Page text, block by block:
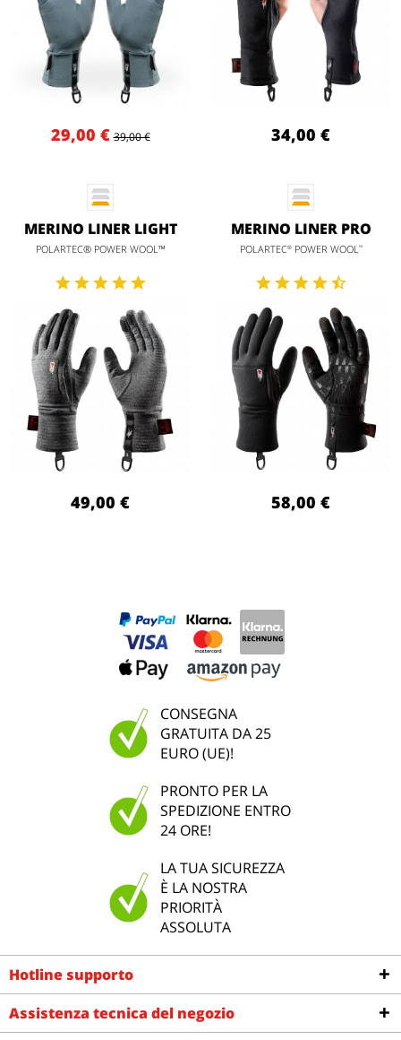
29,00 € 39,00 € 34,00 €
MERINO LINER LIGHT
POLARTEC® POWER WOOL™
49,00 €
MERINO LINER PRO
POLARTEC®POWER WOOL™
58,00 €
CONSEGNA
GRATUITA DA 25
EURO (UE)!
PRONTO PER LA
SPEDIZIONE ENTRO
24 ORE!
LA TUA SICUREZZA
È LA NOSTRA
PRIORITÀ
ASSOLUTA
Hotline supporto
Assistenza tecnica del negozio